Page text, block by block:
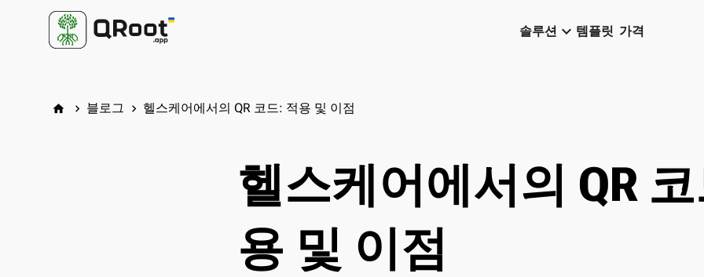
솔루션 keyboard_arrow_down 템플릿 가격
home keyboard_arrow_right 블로그 keyboard_arrow_right 헬스케어에서의 QR 코드: 적용 및 이점
헬스케어에서의 QR
용 및 이점